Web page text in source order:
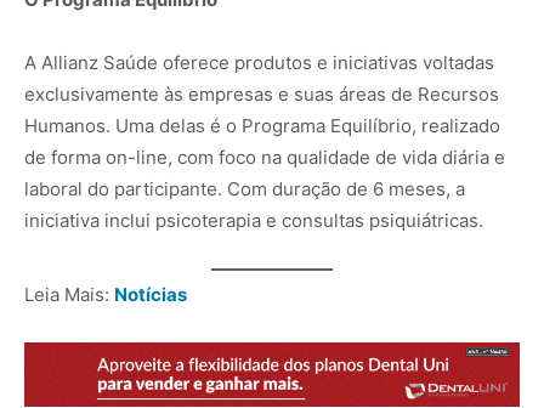
A Allianz Saúde oferece produtos e iniciativas voltadas
exclusivamente às empresas e suas áreas de Recursos
Humanos. Uma delas é o Programa Equilíbrio, realizado
de forma on-line, com foco na qualidade de vida diária e
laboral do participante. Com duração de 6 meses, a
iniciativa inclui psicoterapia e consultas psiquiátricas.
Leia Mais: Notícias